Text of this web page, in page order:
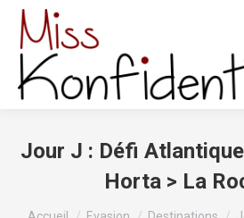
Jour J : Défi
Horta > La
Vous êtes ici :